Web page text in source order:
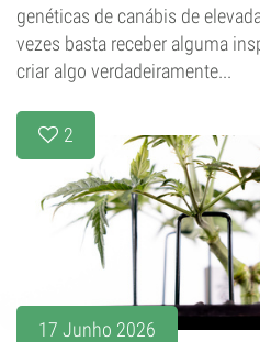
genéticas de canábis de
vezes basta receber alguma
criar algo verdadeiramente...
2
17 Junho 2026